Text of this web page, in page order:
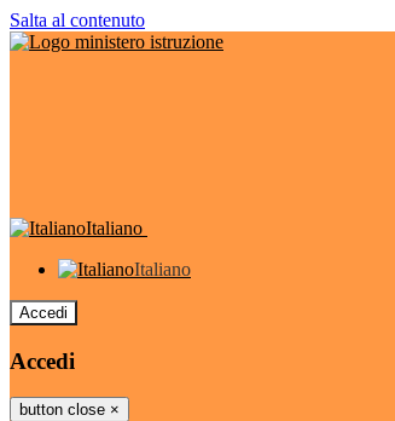
Salta al contenuto
Italiano
Italiano
Accedi
Accedi
button close ×